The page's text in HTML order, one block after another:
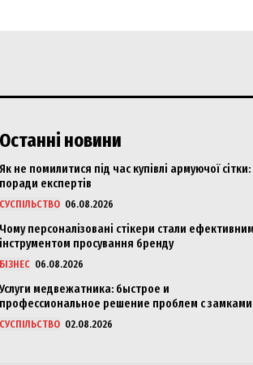
Останні новини
Як не помилитися під час купівлі армуючої сітки:
поради експертів
СУСПІЛЬСТВО 06.08.2026
Чому персоналізовані стікери стали ефективним
інструментом просування бренду
БІЗНЕС 06.08.2026
Услуги медвежатника: быстрое и
профессиональное решение проблем с замками
СУСПІЛЬСТВО 02.08.2026